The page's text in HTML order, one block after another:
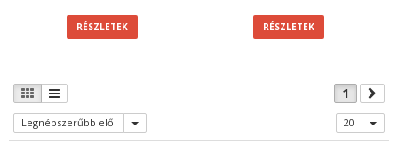
RÉSZLETEK RÉSZLETEK
1
Legnépszerűbb elől 20